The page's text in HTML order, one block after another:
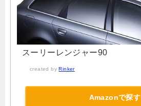
スーリーレンジャー90
created by Rinker
Amazonで探す